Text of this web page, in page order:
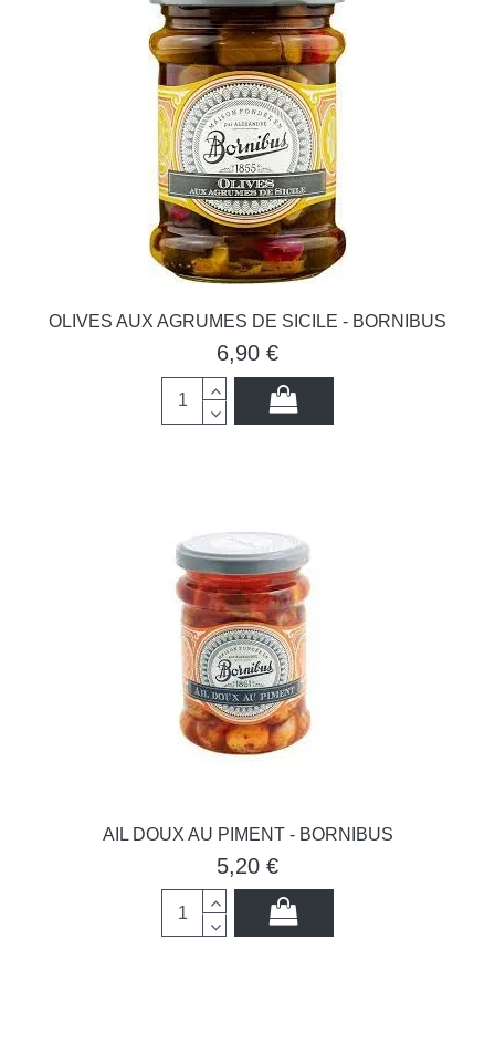
OLIVES AUX AGRUMES DE SICILE - BORNIBUS
6,90 €
AIL DOUX AU PIMENT - BORNIBUS
5,20 €